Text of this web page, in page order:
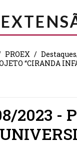
PROEX
“CIRANDA
2023 -